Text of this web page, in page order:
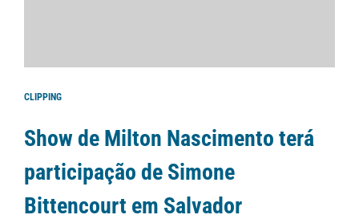
CLIPPING
Show de Milton Nascimento terá
participação de Simone
Bittencourt em Salvador